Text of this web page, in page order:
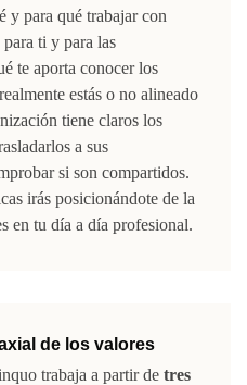
y para qué trabajar con
ti y para las
te aporta conocer los
estás o no alineado
tiene claros los
a sus
si son compartidos.
irás posicionándote de la
en tu día a día profesional.
de los valores
trabaja a partir de tres